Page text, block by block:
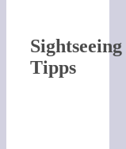
Sightseeing
Tipps